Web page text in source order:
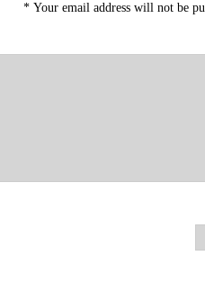
Your email address will not be
*